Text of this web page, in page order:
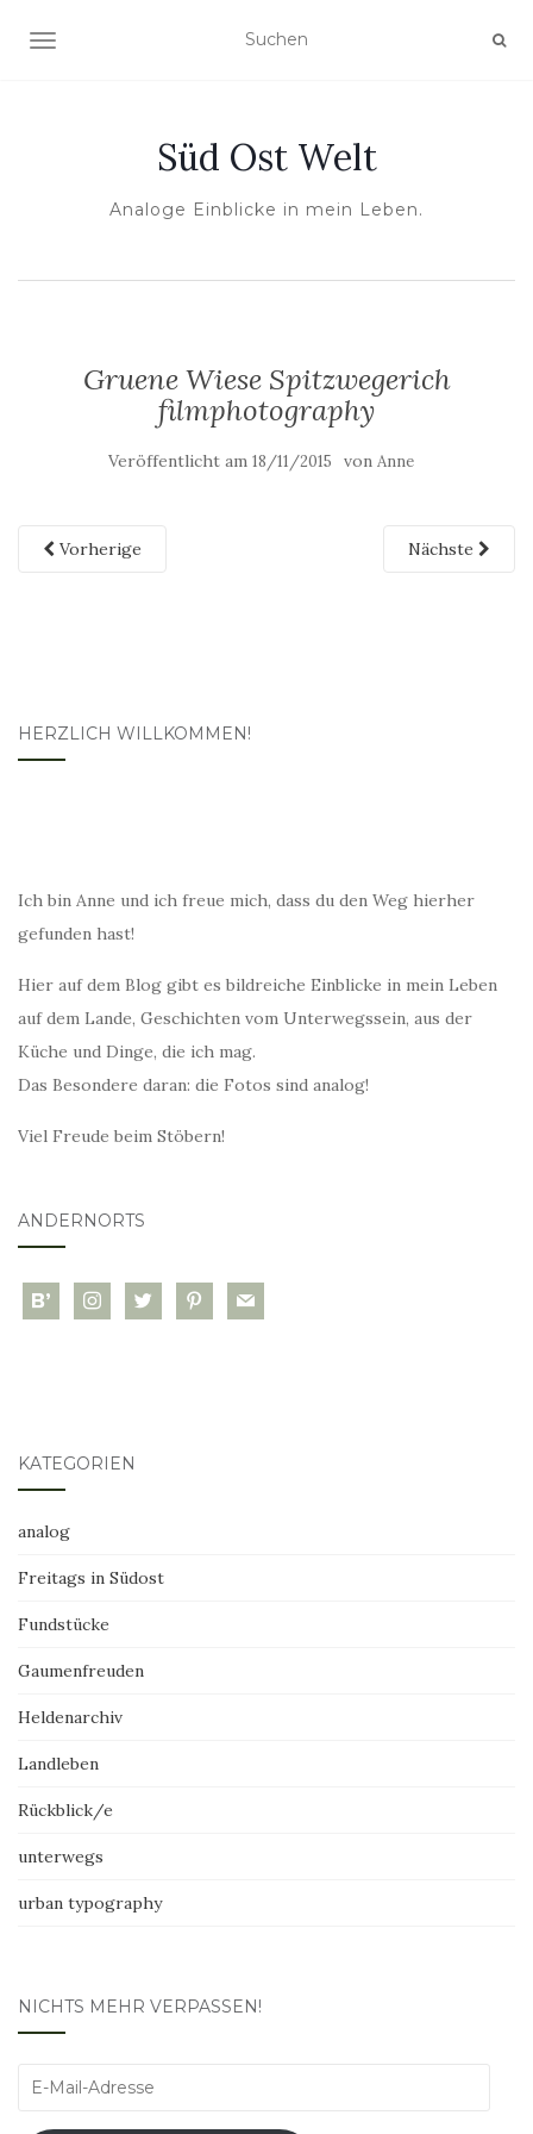
NAVIGATION UMSCHALTEN
Süd Ost Welt
Analoge Einblicke in mein Leben.
Gruene Wiese Spitzwegerich
filmphotography
Veröffentlicht am 18/11/2015 von Anne
Vorherige Nächste
HERZLICH WILLKOMMEN!
Ich bin Anne und ich freue mich, dass du den Weg hierher
gefunden hast!
Hier auf dem Blog gibt es bildreiche Einblicke in mein Leben
auf dem Lande, Geschichten vom Unterwegssein, aus der
Küche und Dinge, die ich mag.
Das Besondere daran: die Fotos sind analog!
Viel Freude beim Stöbern!
ANDERNORTS
bloglovininstagramtwitter pinterest
mail
KATEGORIEN
analog
Freitags in Südost
Fundstücke
Gaumenfreuden
Heldenarchiv
Landleben
Rückblick/e
unterwegs
urban typography
NICHTS MEHR VERPASSEN!
E-